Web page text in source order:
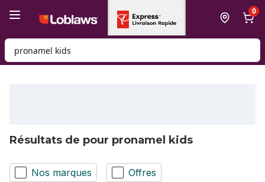
0
Rechercher des produits
Résultats de pour pronamel kids
Nos marques Offres